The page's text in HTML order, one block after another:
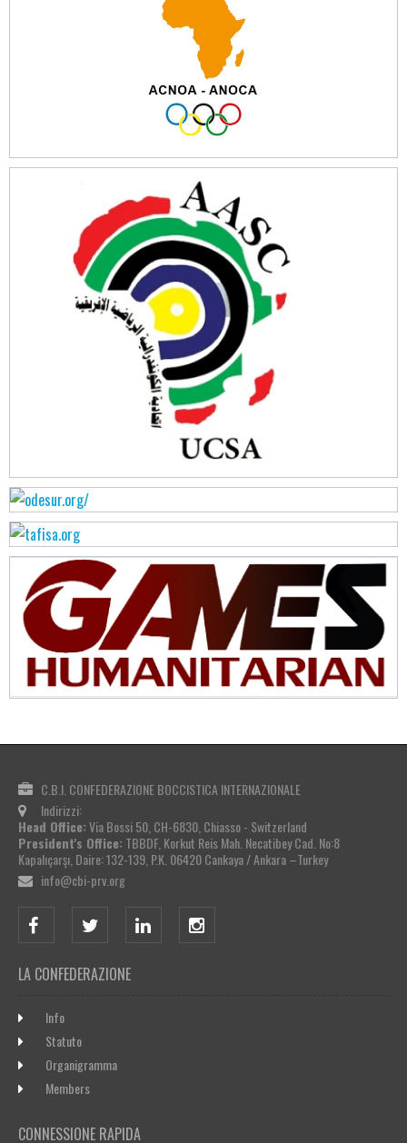
C.B.I. CONFEDERAZIONE BOCCISTICA INTERNAZIONALE
Indirizzi:
Head Office:Via Bossi 50, CH-6830, Chiasso - Switzerland
President's Office: TBBDF, Korkut Reis Mah. Necatibey Cad. No:8
Kapalıçarşı, Daire: 132-139, P.K. 06420 Cankaya / Ankara –Turkey
info@cbi-prv.org
LA CONFEDERAZIONE
Info
Statuto
Organigramma
Members
CONNESSIONE RAPIDA